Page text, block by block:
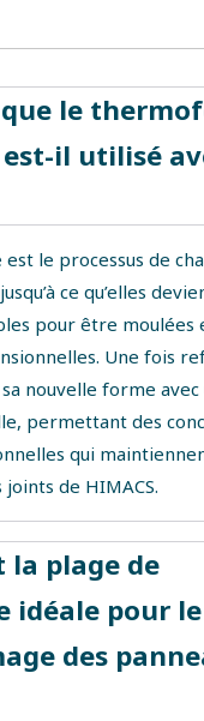
que le
il utilisé
le processus de
ce qu’elles
pour être moulées
Une fois
nouvelle forme
permettant des
qui
joints de HIMACS.
la plage de
idéale pour le
des